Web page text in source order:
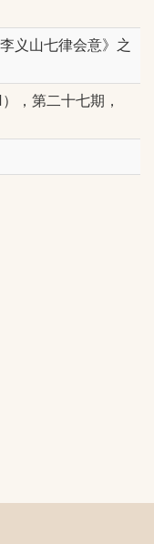
义山七律会意》之
，第二十七期，